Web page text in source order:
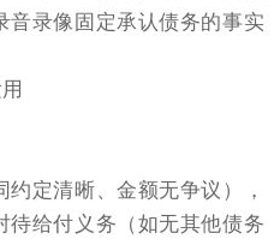
音录像固定承认债务的事实
定清晰、金额无争议），
待给付义务（如无其他债务